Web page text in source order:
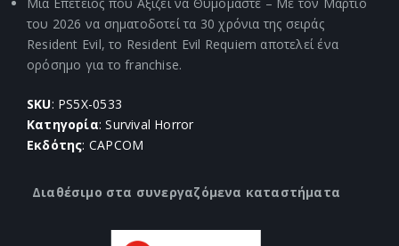
του 2026 να σηματοδοτεί τα 30 χρόνια της σειράς
Resident Evil, το Resident Evil Requiem αποτελεί ένα
ορόσημο για το franchise.
SKU: PS5X-0533
Κατηγορία: Survival Horror
Εκδότης: CAPCOM
Διαθέσιμο στα συνεργαζόμενα καταστήματα